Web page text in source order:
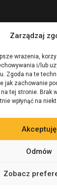
Zarządzaj
wrażenia,
i/lub
Zgoda na te
jak zachowanie
tej stronie. Brak
wpłynąć na
Akceptuję
Odmów
Zobacz
©